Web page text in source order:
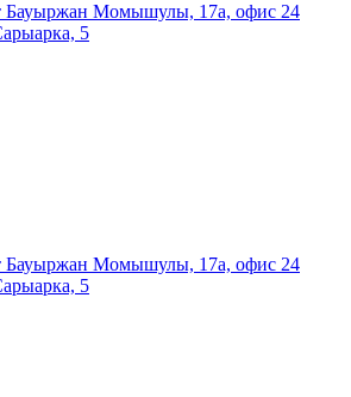
Бауыржан Момышулы, 17а, офис 24
5
Бауыржан Момышулы, 17а, офис 24
5